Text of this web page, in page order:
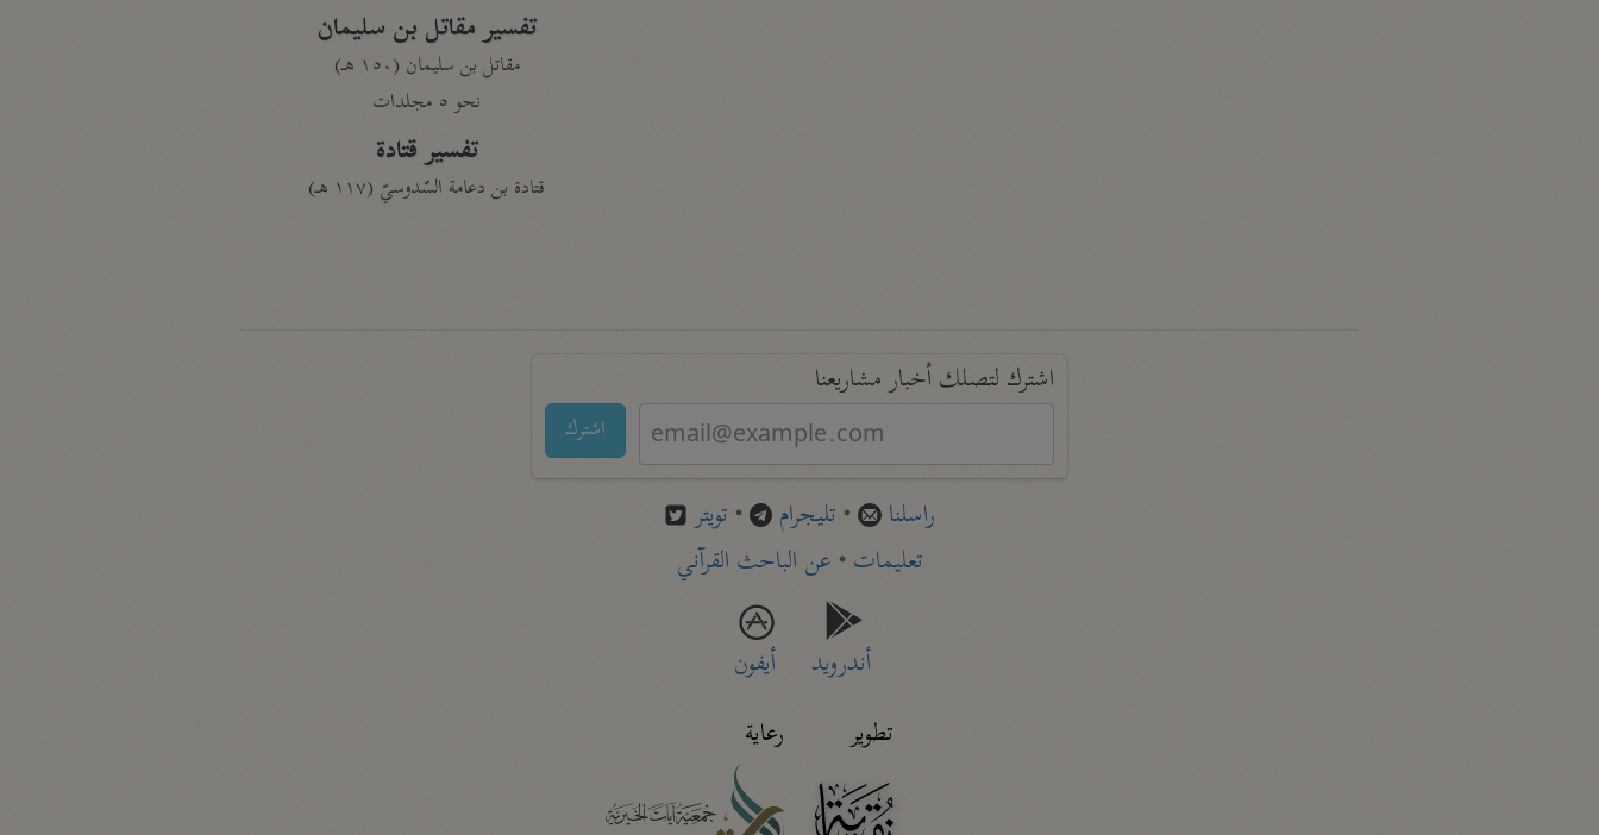
تفسير مقاتل بن سليمان
مقاتل بن سليمان (١٥٠ هـ)
نحو ٥ مجلدات
تفسير قتادة
قتادة بن دعامة السّدوسيّ (١١٧ هـ)
اشترك لتصلك أخبار مشاريعنا
اشترك
راسلنا • تليجرام • تويتر
تعليمات• عن الباحث القرآني
أندرويد
أيفون
تطوير
رعاية